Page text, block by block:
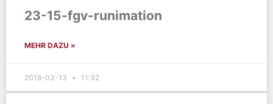
23-15-fgv-runimation
MEHR DAZU »
2018-03-13 11:32